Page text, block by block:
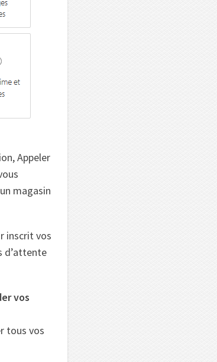
Appeler
magasin
inscrit vos
d’attente
vos
tous vos